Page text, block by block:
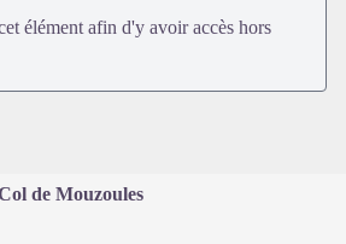
élément afin d'y avoir accès hors
de Mouzoules